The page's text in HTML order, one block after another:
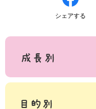
シェアする